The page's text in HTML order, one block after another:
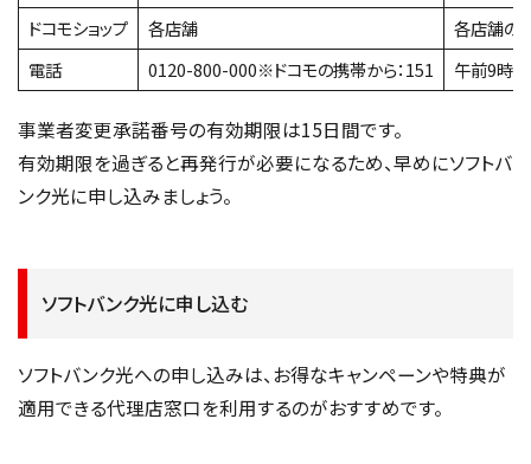
ドコモショップ
各店舗
各店舗の
電話
0120-800-000※ドコモの携帯から：151 午前9時
事業者変更承諾番号の有効期限は15日間です。
有効期限を過ぎると再発行が必要になるため、早めにソフトバ
ンク光に申し込みましょう。
ソフトバンク光に申し込む
ソフトバンク光への申し込みは、お得なキャンペーンや特典が
適用できる代理店窓口を利用するのがおすすめです。